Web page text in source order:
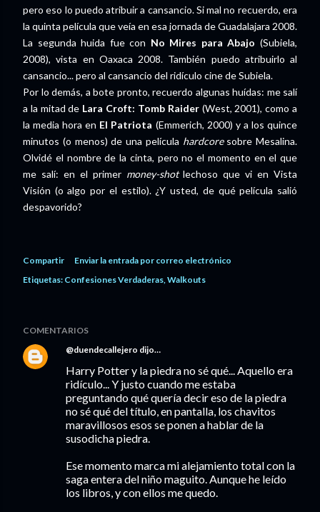
pero eso lo puedo atribuir a cansancio. Si mal no recuerdo, era
la quinta película que veía en esa jornada de Guadalajara 2008.
La segunda huida fue con No Mires para Abajo (Subiela,
2008), vista en Oaxaca 2008. También puedo atribuirlo al
cansancio... pero al cansancio del ridículo cine de Subiela.
Por lo demás, a bote pronto, recuerdo algunas huídas: me salí
a la mitad de Lara Croft: Tomb Raider(West, 2001), como a
la media hora en El Patriota (Emmerich, 2000) y a los quince
minutos (o menos) de una película hardcoresobre Mesalina.
Olvidé el nombre de la cinta, pero no el momento en el que
me salí: en el primer money-shotlechoso que vi en Vista
Visión (o algo por el estilo). ¿Y usted, de qué película salió
despavorido?
Compartir
Enviar la entrada por correo electrónico
Etiquetas: Confesiones Verdaderas Walkouts
COMENTARIOS
@duendecallejero dijo…
Harry Potter y la piedra no sé qué... Aquello era
ridículo... Y justo cuando me estaba
preguntando qué quería decir eso de la piedra
no sé qué del título, en pantalla, los chavitos
maravillosos esos se ponen a hablar de la
susodicha piedra.
Ese momento marca mi alejamiento total con la
saga entera del niño maguito. Aunque he leído
los libros, y con ellos me quedo.